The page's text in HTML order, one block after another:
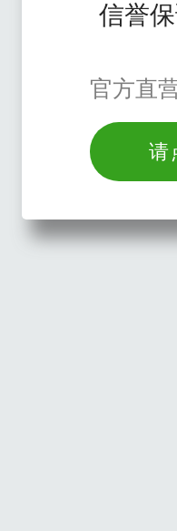
信誉
官方直
请